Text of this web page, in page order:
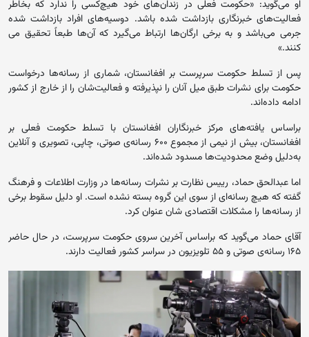
او می‌گوید: «حکومت فعلی در زندان‌های خود هیچ‌کسی را ندارد که بخاطر
فعالیت‌های خبرنگاری بازداشت شده باشد. دوسیه‌های افراد بازداشت شده
جرمی می‌باشد و به برخی ارگان‌ها ارتباط می‌گیرد که آن‌ها طبعاً تحقیق می
کنند.»
پس از تسلط حکومت سرپرست بر افغانستان، شماری از رسانه‌ها درخواست
حکومت برای نشرات طبق میل آنان را نپذیرفته و فعالیت‌شان را از خارج از کشور
ادامه داده‌اند.
براساس یافته‌های مرکز خبرنگاران افغانستان با تسلط حکومت فعلی بر
افغانستان، بیش از نیمی از مجموع ۶۰۰ رسانه‌ی صوتی، چاپی، تصویری و آنلاین
به‌دلیل وضع محدودیت‌ها مسدود شده‌اند.
اما عبدالحق حماد، رییس نظارت بر نشرات رسانه‌ها در وزارت اطلاعات و فرهنگ
گفته که هیچ رسانه‌ای از سوی این گروه بسته نشده است. او دلیل سقوط برخی
از رسانه‌ها را مشکلات اقتصادی شان عنوان کرد.
آقای حماد می‌گوید که براساس آخرین سروی حکومت سرپرست، در حال حاضر
۱۶۵ رسانه‌ی صوتی و ۵۵ تلویزیون در سراسر کشور فعالیت دارند.